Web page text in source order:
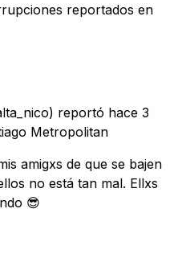
reportados en
reportó hace 3
Metropolitan
amigxs de que se bajen
no está tan mal. Ellxs
😎